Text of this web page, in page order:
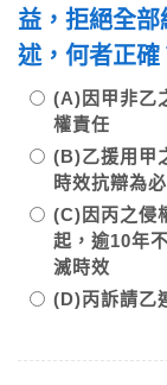
益，拒絕全
述，何者正
(A)因甲非乙
權責任
(B)乙援用甲
時效抗辯為
(C)因丙之侵
起，逾10年
滅時效
(D)丙訴請乙